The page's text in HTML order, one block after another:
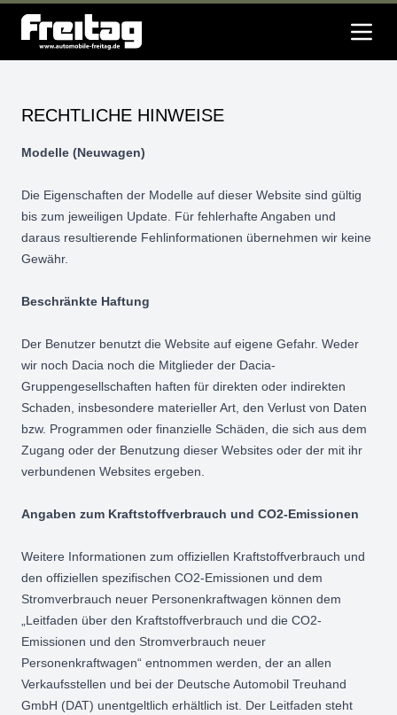
RECHTLICHE HINWEISE
Modelle (Neuwagen)
Die Eigenschaften der Modelle auf dieser Website sind gültig
bis zum jeweiligen Update. Für fehlerhafte Angaben und
daraus resultierende Fehlinformationen übernehmen wir keine
Gewähr.
Beschränkte Haftung
Der Benutzer benutzt die Website auf eigene Gefahr. Weder
wir noch Dacia noch die Mitglieder der Dacia-
Gruppengesellschaften haften für direkten oder indirekten
Schaden, insbesondere materieller Art, den Verlust von Daten
bzw. Programmen oder finanzielle Schäden, die sich aus dem
Zugang oder der Benutzung dieser Websites oder der mit ihr
verbundenen Websites ergeben.
Angaben zum Kraftstoffverbrauch und CO2-Emissionen
Weitere Informationen zum offiziellen Kraftstoffverbrauch und
den offiziellen spezifischen CO2-Emissionen und dem
Stromverbrauch neuer Personenkraftwagen können dem
„Leitfaden über den Kraftstoffverbrauch und die CO2-
Emissionen und den Stromverbrauch neuer
Personenkraftwagen“ entnommen werden, der an allen
Verkaufsstellen und bei der Deutsche Automobil Treuhand
GmbH (DAT) unentgeltlich erhältlich ist. Der Leitfaden steht